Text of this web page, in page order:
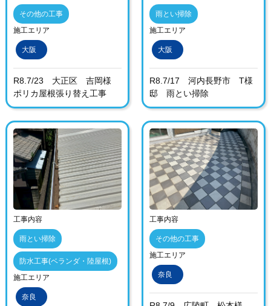
その他の工事
施工エリア
大阪
R8.7/23 大正区 吉岡様
ポリカ屋根張り替え工事
雨とい掃除
施工エリア
大阪
R8.7/17 河内長野市 T様
邸 雨とい掃除
工事内容
雨とい掃除
防水工事(ベランダ・陸屋根)
施工エリア
奈良
工事内容
その他の工事
施工エリア
奈良